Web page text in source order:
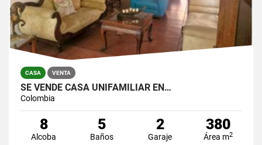
CASA VENTA
SE VENDE CASA UNIFAMILIAR EN…
Colombia
8
Alcoba
5
Baños
2
Garaje
380
Área m2